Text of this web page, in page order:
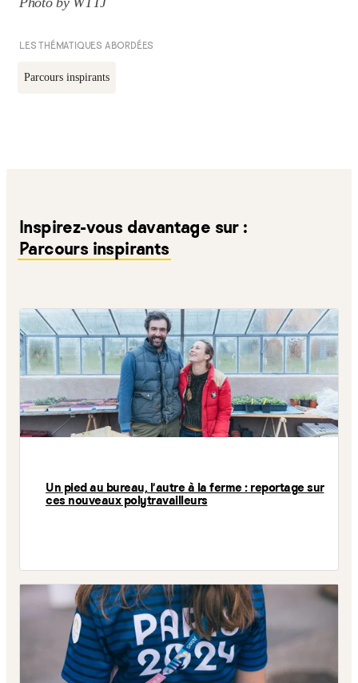
LES THÉMATIQUES ABORDÉES
Parcours inspirants
Inspirez-vous davantage sur :
Parcours inspirants
Un pied au bureau, l’autre à la ferme : reportage sur
ces nouveaux polytravailleurs